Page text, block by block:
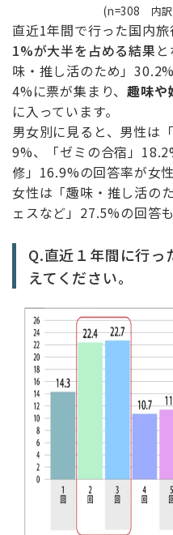
(n=308 内訳
直近1年間で行った国内旅
1%が大半を占める結果
味・推し活のため」
4%に票が集まり、趣味や
に入っています。
男女別に見ると、男性は
9%、「ゼミの合宿」
修」16.9%の回答率が女
女性は「趣味・推し活の
ェスなど」27.5%の回答
Q.直近１年間に行っ
えてください。